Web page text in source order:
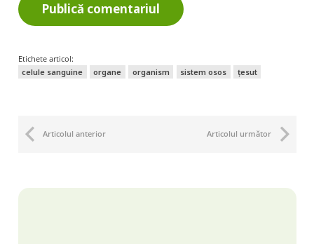
Publică comentariul
Etichete articol:
celule sanguine
organe organism sistem osos țesut
Articolul anterior Articolul următor